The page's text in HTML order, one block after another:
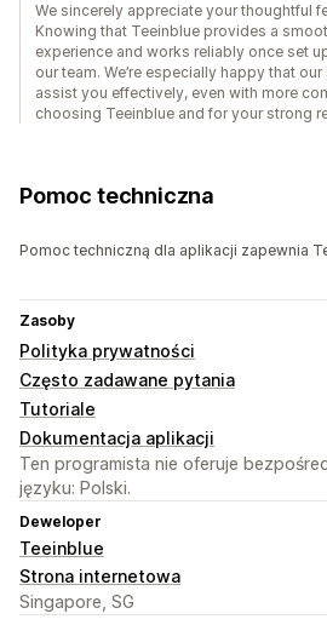
We sincerely appreciate your thoughtful
Knowing that Teeinblue provides a
experience and works reliably once set
our team. We’re especially happy that
assist you effectively, even with more
choosing Teeinblue and for your strong
Pomoc techniczna
Pomoc techniczną dla aplikacji zapewnia
Zasoby
Polityka prywatności
Często zadawane pytania
Tutoriale
Dokumentacja aplikacji
Ten programista nie oferuje
języku: Polski.
Deweloper
Teeinblue
Strona internetowa
Singapore, SG